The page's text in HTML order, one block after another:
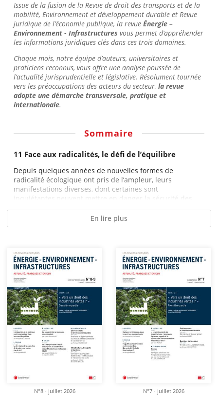
Issue de la fusion de la Revue de droit des transports et de la
mobilité, Environnement et développement durable et Revue
juridique de l’économie publique, la revue Énergie –
Environnement - Infrastructures vous permet d’appréhender
les informations juridiques clés dans ces trois domaines.
Chaque mois, notre équipe d’auteurs, universitaires et
praticiens reconnus, vous offre une analyse poussée de
l’actualité jurisprudentielle et législative. Résolument tournée
vers les préoccupations des acteurs du secteur, la revue
adopte une démarche transversale, pratique et
internationale.
Sommaire
11 Face aux radicalités, le défi de l’équilibre
Depuis quelques années de nouvelles formes de
radicalité écologique ont pris de l’ampleur, leurs
manifestations diverses, dont certaines sont
inquiétantes,peuvent mettre en danger la sécurité des...
En lire plus
N°8 - juillet 2026 N°7 - juillet 2026